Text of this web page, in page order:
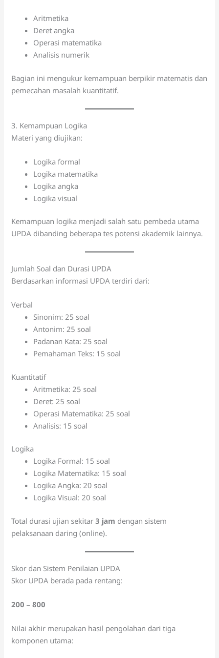
Aritmetika
Deret angka
Operasi matematika
Analisis numerik
Bagian ini mengukur kemampuan berpikir matematis dan
pemecahan masalah kuantitatif.
3. Kemampuan Logika
Materi yang diujikan:
Logika formal
Logika matematika
Logika angka
Logika visual
Kemampuan logika menjadi salah satu pembeda utama
UPDA dibanding beberapa tes potensi akademik lainnya.
Jumlah Soal dan Durasi UPDA
Berdasarkan informasi UPDA terdiri dari:
Verbal
Sinonim: 25 soal
Antonim: 25 soal
Padanan Kata: 25 soal
Pemahaman Teks: 15 soal
Kuantitatif
Aritmetika: 25 soal
Deret: 25 soal
Operasi Matematika: 25 soal
Analisis: 15 soal
Logika
Logika Formal: 15 soal
Logika Matematika: 15 soal
Logika Angka: 20 soal
Logika Visual: 20 soal
Total durasi ujian sekitar3 jam dengan sistem
pelaksanaan daring (online).
Skor dan Sistem Penilaian UPDA
Skor UPDA berada pada rentang:
200 – 800
Nilai akhir merupakan hasil pengolahan dari tiga
komponen utama: